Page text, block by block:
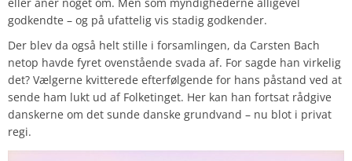
eller aner noget om. Men som myndighederne alligevel
godkendte – og på ufattelig vis stadig godkender.
Der blev da også helt stille i forsamlingen, da Carsten Bach
netop havde fyret ovenstående svada af. For sagde han virkelig
det? Vælgerne kvitterede efterfølgende for hans påstand ved at
sende ham lukt ud af Folketinget. Her kan han fortsat rådgive
danskerne om det sunde danske grundvand – nu blot i privat
regi.